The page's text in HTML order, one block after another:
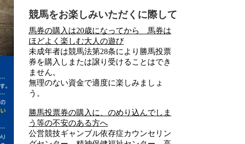
競馬をお楽しみいただくに際して
馬券の購入は20歳になってから 馬券は
ほどよく楽しむ大人の遊び
未成年者は競馬法第28条により勝馬投票
券を購入しまたは譲り受けることはでき
ません。
無理のない資金で適度に楽しみましょ
う。
勝馬投票券の購入に、のめり込んでしま
う等の不安のある方へ
公営競技ギャンブル依存症カウンセリン